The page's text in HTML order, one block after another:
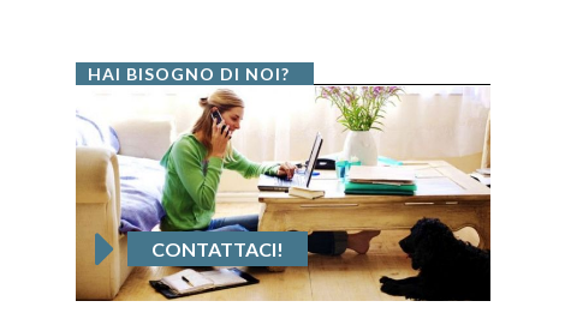
HAI BISOGNO DI NOI?
CONTATTACI!